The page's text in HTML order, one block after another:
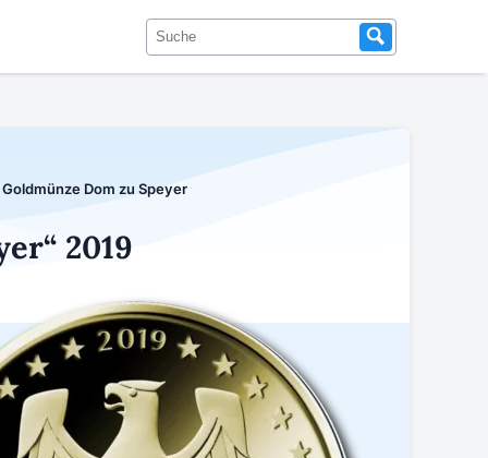
Dom zu Speyer
2019